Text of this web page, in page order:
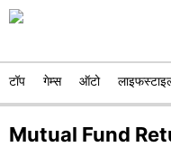
टॉप गेम्स ऑटो
Mutual Fund